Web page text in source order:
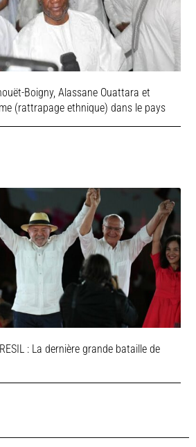
Boigny, Alassane Ouattara et
(rattrapage ethnique) dans le pays
: La dernière grande bataille de